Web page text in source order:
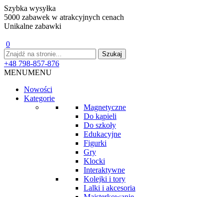
Szybka wysyłka
5000 zabawek w atrakcyjnych cenach
Unikalne zabawki
0
+48 798-857-876
MENUMENU
Nowości
Kategorie
Magnetyczne
Do kąpieli
Do szkoły
Edukacyjne
Figurki
Gry
Klocki
Interaktywne
Kolejki i tory
Lalki i akcesoria